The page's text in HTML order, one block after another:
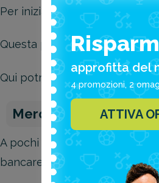
Per iniziare la visita vera e
Questa piazza storica,
Qui potrai ammirare
Mercato di Dolac
A pochi passi dalla piazza,
bancarelle colorate piene di
approfitta del
4 promozioni, 2
ATTIVA